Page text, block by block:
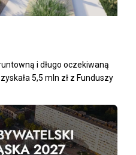
i długo oczekiwaną
5,5 mln zł z Funduszy